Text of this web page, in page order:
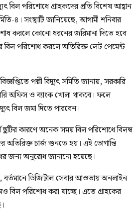
পরিশোধে গ্রাহকদের প্রতি বিশেষ আহ্বান
৪। সংস্থাটি জানিয়েছে, আগামী শনিবার
করলে কোনো ধরনের জরিমানা দিতে হবে
বিল পরিশোধ করলে অতিরিক্ত লেট পেমেন্ট
পল্লী বিদ্যুৎ সমিতি জানায়, সরকারি
অফিস ও ব্যাংক খোলা থাকবে। ফলে
বিল জমা দিতে পারবেন।
ছুটির কারণে অনেক সময় বিল পরিশোধে বিলম্ব
অতিরিক্ত চার্জ গুনতে হয়। এই ভোগান্তি
জন্য অনুরোধ জানানো হয়েছে।
বর্তমানে ডিজিটাল সেবার আওতায় অনলাইন
বিল পরিশোধ করা যাচ্ছে। এতে গ্রাহকের